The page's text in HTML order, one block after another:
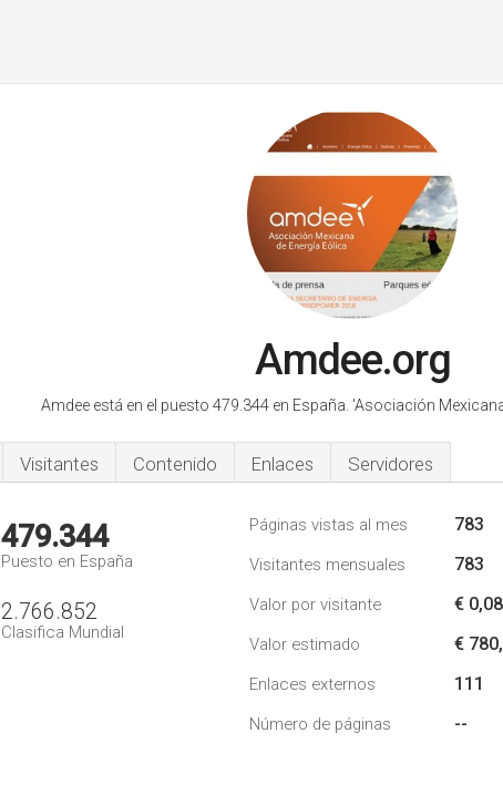
Amdee.org
Amdee está en el puesto 479.344 en España. 'Asociación
Visitantes Contenido Enlaces Servidores
479.344
Puesto en España
2.766.852
Clasifica Mundial
Páginas vistas al mes 783
Visitantes mensuales 783
Valor por visitante € 0,08
Valor estimado €
Enlaces externos 111
Número de páginas --